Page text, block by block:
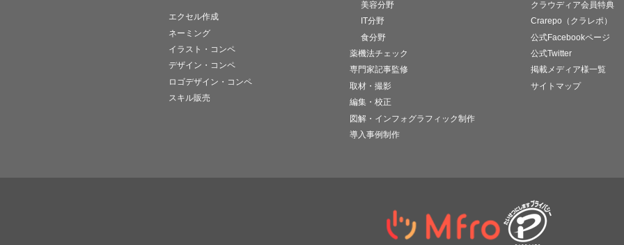
エクセル作成
ネーミング
イラスト・コンペ
デザイン・コンペ
ロゴデザイン・コンペ
スキル販売
美容分野
IT分野
食分野
薬機法チェック
専門家記事監修
取材・撮影
編集・校正
図解・インフォグラフィック制作
導入事例制作
クラウディア会員特典
Crarepo（クラレポ）
公式Facebookページ
公式Twitter
掲載メディア様一覧
サイトマップ